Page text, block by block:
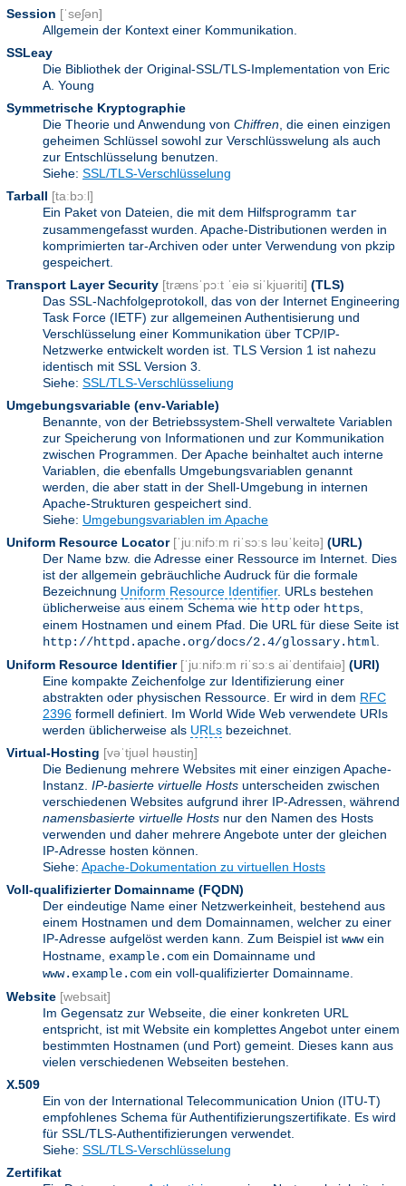
Session [ˈseʃən]
Allgemein der Kontext einer Kommunikation.
SSLeay
Die Bibliothek der Original-SSL/TLS-Implementation von Eric
A. Young
Symmetrische Kryptographie
Die Theorie und Anwendung von Chiffren , die einen einzigen
geheimen Schlüssel sowohl zur Verschlüsswelung als auch
zur Entschlüsselung benutzen.
Siehe: SSL/TLS-Verschlüsselung
Tarball [taːbɔːl]
Ein Paket von Dateien, die mit dem Hilfsprogramm tar
zusammengefasst wurden. Apache-Distributionen werden in
komprimierten tar-Archiven oder unter Verwendung von pkzip
gespeichert.
Transport Layer Security [trænsˈpɔːt ˈeiə siˈkjuəriti] (TLS)
Das SSL-Nachfolgeprotokoll, das von der Internet Engineering
Task Force (IETF) zur allgemeinen Authentisierung und
Verschlüsselung einer Kommunikation über TCP/IP-
Netzwerke entwickelt worden ist. TLS Version 1 ist nahezu
identisch mit SSL Version 3.
Siehe: SSL/TLS-Verschlüsseliung
Umgebungsvariable (env-Variable)
Benannte, von der Betriebssystem-Shell verwaltete Variablen
zur Speicherung von Informationen und zur Kommunikation
zwischen Programmen. Der Apache beinhaltet auch interne
Variablen, die ebenfalls Umgebungsvariablen genannt
werden, die aber statt in der Shell-Umgebung in internen
Apache-Strukturen gespeichert sind.
Siehe: Umgebungsvariablen im Apache
Uniform Resource Locator [ˈjuːnifɔːm riˈsɔːs ləuˈkeitə] (URL)
Der Name bzw. die Adresse einer Ressource im Internet. Dies
ist der allgemein gebräuchliche Audruck für die formale
Bezeichnung Uniform Resource Identifier. URLs bestehen
üblicherweise aus einem Schema wie http oder https
einem Hostnamen und einem Pfad. Die URL für diese Seite ist
http://httpd.apache.org/docs/2.4/glossary.html
Uniform Resource Identifier [ˈjuːnifɔːm riˈsɔːs aiˈdentifaiə] (URI)
Eine kompakte Zeichenfolge zur Identifizierung einer
abstrakten oder physischen Ressource. Er wird in dem RFC
2396 formell definiert. Im World Wide Web verwendete URIs
werden üblicherweise als URLs bezeichnet.
Virtual-Hosting [vəˈtjuəl həustiŋ]
Die Bedienung mehrere Websites mit einer einzigen Apache-
Instanz. IP-basierte virtuelle Hosts unterscheiden zwischen
verschiedenen Websites aufgrund ihrer IP-Adressen, während
namensbasierte virtuelle Hosts nur den Namen des Hosts
verwenden und daher mehrere Angebote unter der gleichen
IP-Adresse hosten können.
Siehe: Apache-Dokumentation zu virtuellen Hosts
Voll-qualifizierter Domainname (FQDN)
Der eindeutige Name einer Netzwerkeinheit, bestehend aus
einem Hostnamen und dem Domainnamen, welcher zu einer
IP-Adresse aufgelöst werden kann. Zum Beispiel ist wwwein
Hostname, example.com ein Domainname und
www.example.com ein voll-qualifizierter Domainname.
Website [websait]
Im Gegensatz zur Webseite, die einer konkreten URL
entspricht, ist mit Website ein komplettes Angebot unter einem
bestimmten Hostnamen (und Port) gemeint. Dieses kann aus
vielen verschiedenen Webseiten bestehen.
X.509
Ein von der International Telecommunication Union (ITU-T)
empfohlenes Schema für Authentifizierungszertifikate. Es wird
für SSL/TLS-Authentifizierungen verwendet.
Siehe: SSL/TLS-Verschlüsselung
Zertifikat